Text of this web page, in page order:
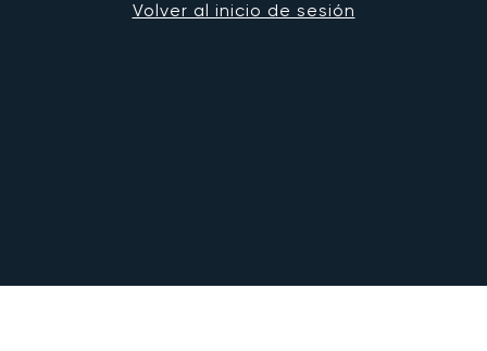
Volver al inicio de sesión